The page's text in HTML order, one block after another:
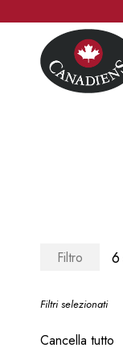
Filtri selezionati
Cancella tutto
Filtro 6